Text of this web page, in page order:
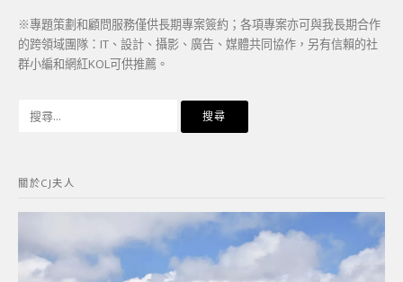
※專題策劃和顧問服務僅供長期專案簽約；各項專案亦可與我長期合作
的跨領域團隊：IT、設計、攝影、廣告、媒體共同協作，另有信賴的社
群小編和網紅KOL可供推薦。
字:
關於CJ夫人